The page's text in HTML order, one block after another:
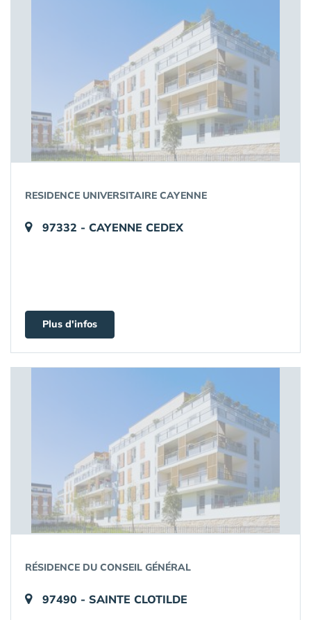
RESIDENCE UNIVERSITAIRE CAYENNE
97332 - CAYENNE CEDEX
Plus d'infos
RÉSIDENCE DU CONSEIL GÉNÉRAL
97490 - SAINTE CLOTILDE